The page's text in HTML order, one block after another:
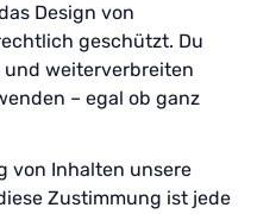
Design von
geschützt. Du
weiterverbreiten
– egal ob ganz
von Inhalten unsere
Zustimmung ist jede